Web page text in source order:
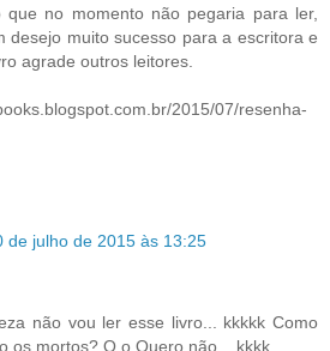
que no momento não pegaria para ler,
desejo muito sucesso para a escritora e
agrade outros leitores.
2015/07/resenha-
de julho de 2015 às 13:25
não vou ler esse livro... kkkkk Como
os mortos? O.o Quero não... kkkk